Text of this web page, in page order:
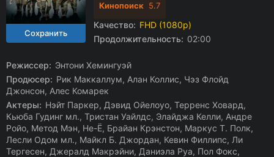
Кинопоиск 5.7
Качество: FHD (1080p)
Продолжительность: 02:00
Режиссер: Энтони Хемингуэй
Продюсер: Рик Маккаллум, Алан Коллис, Чэз Флойд
Джонсон, Алес Комарек
Актеры: Нэйт Паркер, Дэвид Ойелоуо, Терренс Ховард,
Кьюба Гудинг мл., Тристан Уайлдс, Элайджа Келли, Андре
Ройо, Метод Мэн, Не-Ё, Брайан Крэнстон, Маркус Т. Полк,
Лесли Одом мл., Майкл Б. Джордан, Кевин Филлипс, Ли
Тергесен, Джералд Макрэйни, Даниэла Руа, Пол Фокс,